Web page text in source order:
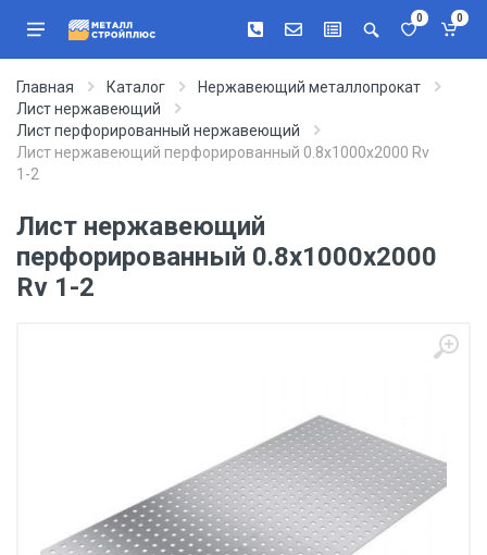
0 0
Главная Каталог
Нержавеющий металлопрокат
Лист нержавеющий
Лист перфорированный нержавеющий
Лист нержавеющий перфорированный 0.8х1000х2000 Rv
1-2
Лист нержавеющий
перфорированный 0.8х1000х2000
Rv 1-2